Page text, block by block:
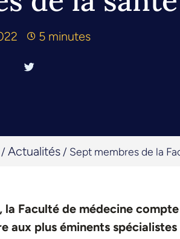
5 minutes
/ Actualités / Sept membres de la
Faculté de médecine
aux plus éminents spécialistes